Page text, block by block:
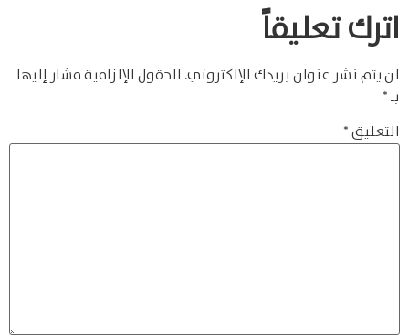
اترك تعليقاً
لن يتم نشر عنوان بريدك الإلكتروني. الحقول الإلزامية مشار إليها
بـ*
التعليق*